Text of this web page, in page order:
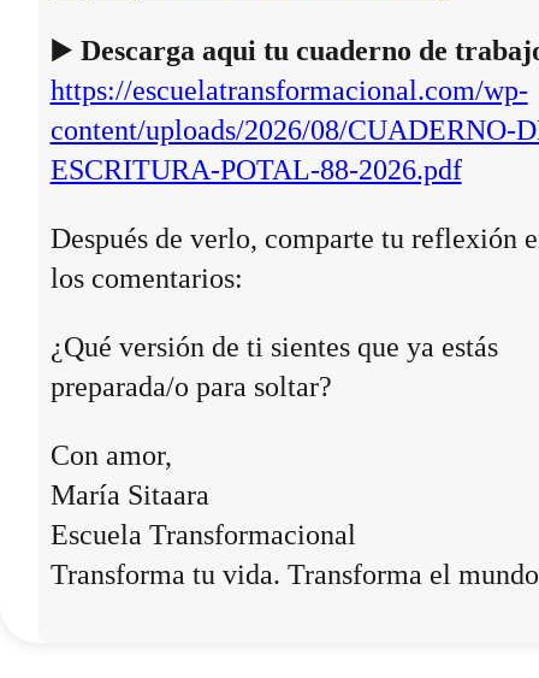
▶️ Descarga aqui tu cuaderno de
https://escuelatransformacional.com/wp-
content/uploads/2026/08/CUADERNO-
ESCRITURA-POTAL-88-2026.pdf
Después de verlo, comparte tu reflexión
los comentarios:
¿Qué versión de ti sientes que ya estás
preparada/o para soltar?
Con amor,
María Sitaara
Escuela Transformacional
Transforma tu vida. Transforma el